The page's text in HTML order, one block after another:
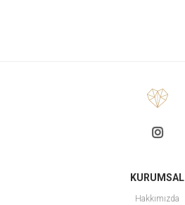
KURUMSAL
Hakkımızda